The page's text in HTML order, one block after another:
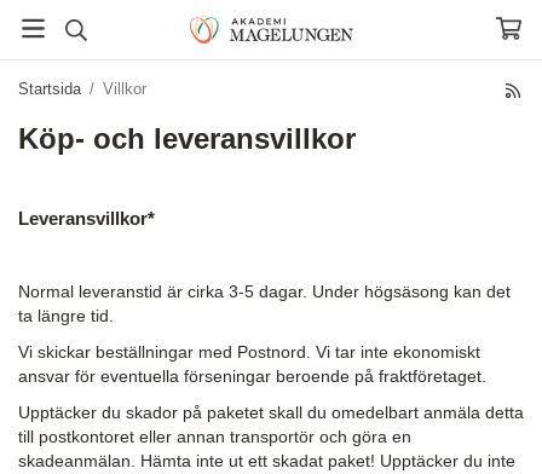
Startsida / Villkor
Köp- och leveransvillkor
Leveransvillkor*
Normal leveranstid är cirka 3-5 dagar. Under högsäsong kan det
ta längre tid.
Vi skickar beställningar med Postnord. Vi tar inte ekonomiskt
ansvar för eventuella förseningar beroende på fraktföretaget.
Upptäcker du skador på paketet skall du omedelbart anmäla detta
till postkontoret eller annan transportör och göra en
skadeanmälan. Hämta inte ut ett skadat paket! Upptäcker du inte